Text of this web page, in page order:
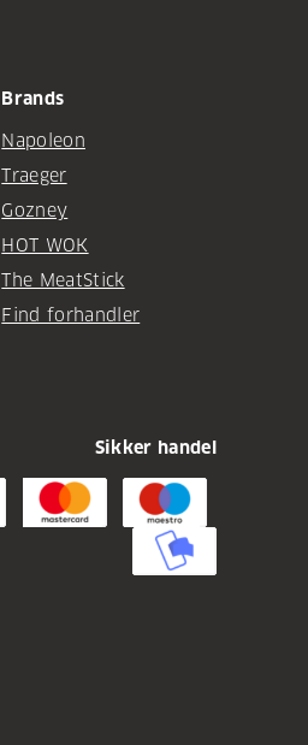
Brands
Napoleon
Traeger
Gozney
HOT WOK
The MeatStick
Find forhandler
Sikker handel